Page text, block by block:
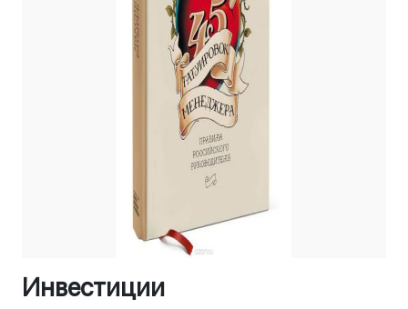
Инвестиции